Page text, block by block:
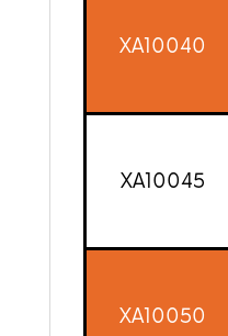
XA10040
XA10045
XA10050